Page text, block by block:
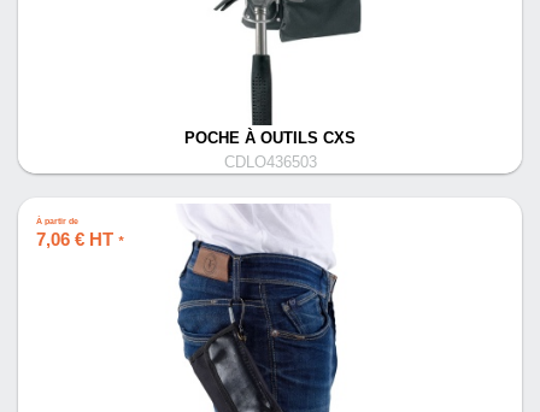
POCHE À OUTILS CXS
CDLO436503
À partir de
7,06 € HT *